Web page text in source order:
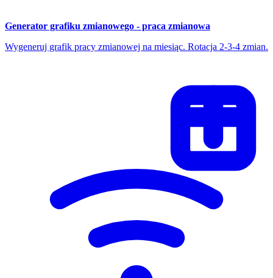
Generator grafiku zmianowego - praca zmianowa
Wygeneruj grafik pracy zmianowej na miesiąc. Rotacja 2-3-4 zmian.